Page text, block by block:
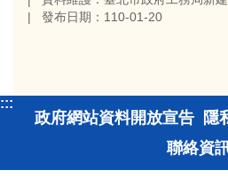
發布日期：110-01-20
:::
政府網站資料開放宣告 隱
聯絡資